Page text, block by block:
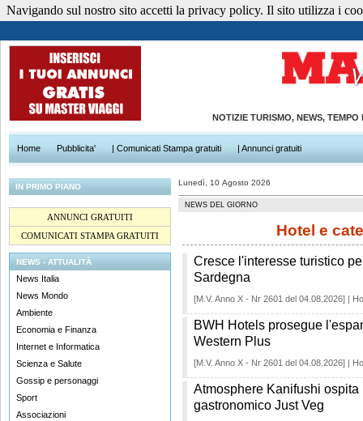
NOTIZIE TURISMO, NEWS,
Home Pubblicita' | Comunicati Stampa gratuiti | Annunci gratuiti
IN PRIMO PIANO
ANNUNCI GRATUITI
COMUNICATI STAMPA GRATUITI
NEWS - ATTUALITÀ
News Italia
News Mondo
Ambiente
Economia e Finanza
Internet e Informatica
Scienza e Salute
Gossip e personaggi
Sport
Associazioni
Lunedì, 10 Agosto 2026
NEWS DEL GIORNO
Hotel e
Cresce l'interesse turistico
Sardegna
[M.V. Anno X - Nr 2601 del 04.08.2026] |
BWH Hotels prosegue
Western Plus
[M.V. Anno X - Nr 2601 del 04.08.2026] |
Atmosphere Kanifushi
gastronomico Just Veg
Navigando sul nostro sito accetti la privacy policy. Il sito utilizza i